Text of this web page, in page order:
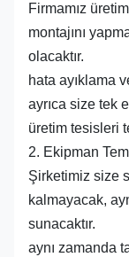
Firmamız
montajını
olacaktır.
hata ayıklama
ayrıca size tek
üretim tesisleri
2. Ekipman
Şirketimiz size
kalmayacak,
sunacaktır.
aynı zamanda